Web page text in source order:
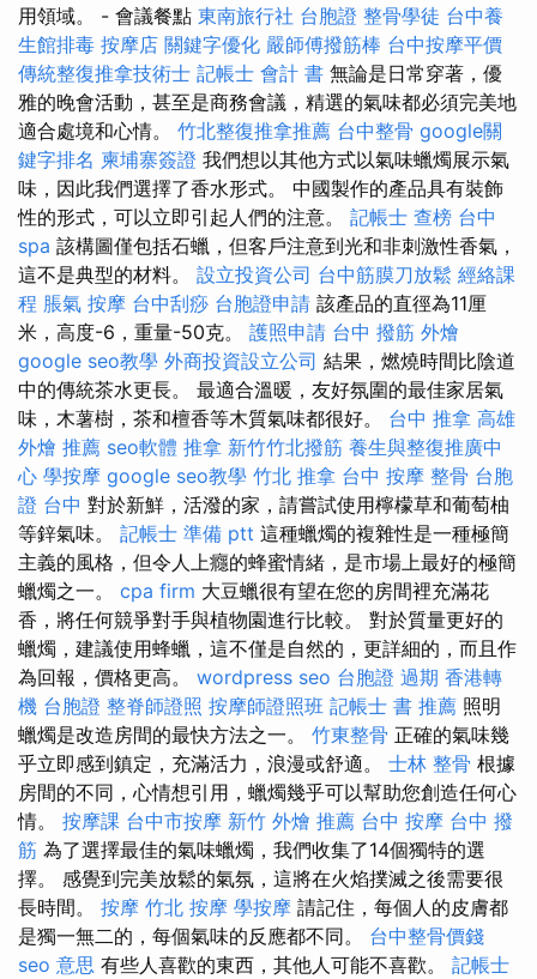
用領域。 - 會議餐點 東南旅行社 台胞證 整骨學徒 台中養
生館排毒 按摩店 關鍵字優化 嚴師傅撥筋棒 台中按摩平價
傳統整復推拿技術士 記帳士 會計 書 無論是日常穿著，優
雅的晚會活動，甚至是商務會議，精選的氣味都必須完美地
適合處境和心情。 竹北整復推拿推薦 台中整骨 google關
鍵字排名 柬埔寨簽證 我們想以其他方式以氣味蠟燭展示氣
味，因此我們選擇了香水形式。 中國製作的產品具有裝飾
性的形式，可以立即引起人們的注意。 記帳士 查榜 台中
spa 該構圖僅包括石蠟，但客戶注意到光和非刺激性香氣，
這不是典型的材料。 設立投資公司 台中筋膜刀放鬆 經絡課
程 脹氣 按摩 台中刮痧 台胞證申請 該產品的直徑為11厘
米，高度-6，重量-50克。 護照申請 台中 撥筋 外燴
google seo教學 外商投資設立公司 結果，燃燒時間比陰道
中的傳統茶水更長。 最適合溫暖，友好氛圍的最佳家居氣
味，木薯樹，茶和檀香等木質氣味都很好。 台中 推拿 高雄
外燴 推薦 seo軟體 推拿 新竹竹北撥筋 養生與整復推廣中
心 學按摩 google seo教學 竹北 推拿 台中 按摩 整骨 台胞
證 台中 對於新鮮，活潑的家，請嘗試使用檸檬草和葡萄柚
等鋅氣味。 記帳士 準備 ptt 這種蠟燭的複雜性是一種極簡
主義的風格，但令人上癮的蜂蜜情緒，是市場上最好的極簡
蠟燭之一。 cpa firm 大豆蠟很有望在您的房間裡充滿花
香，將任何競爭對手與植物園進行比較。 對於質量更好的
蠟燭，建議使用蜂蠟，這不僅是自然的，更詳細的，而且作
為回報，價格更高。 wordpress seo 台胞證 過期 香港轉
機 台胞證 整脊師證照 按摩師證照班 記帳士 書 推薦 照明
蠟燭是改造房間的最快方法之一。 竹東整骨 正確的氣味幾
乎立即感到鎮定，充滿活力，浪漫或舒適。 士林 整骨 根據
房間的不同，心情想引用，蠟燭幾乎可以幫助您創造任何心
情。 按摩課 台中市按摩 新竹 外燴 推薦 台中 按摩 台中 撥
筋 為了選擇最佳的氣味蠟燭，我們收集了14個獨特的選
擇。 感覺到完美放鬆的氣氛，這將在火焰撲滅之後需要很
長時間。 按摩 竹北 按摩 學按摩 請記住，每個人的皮膚都
是獨一無二的，每個氣味的反應都不同。 台中整骨價錢
seo 意思 有些人喜歡的東西，其他人可能不喜歡。 記帳士